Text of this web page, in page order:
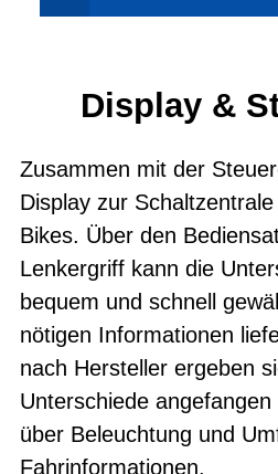
Display &
Zusammen mit der
Display zur
Bikes. Über den
Lenkergriff kann die
bequem und schnell
nötigen Informationen
nach Hersteller ergeben
Unterschiede
über Beleuchtung und
Fahrinformationen.